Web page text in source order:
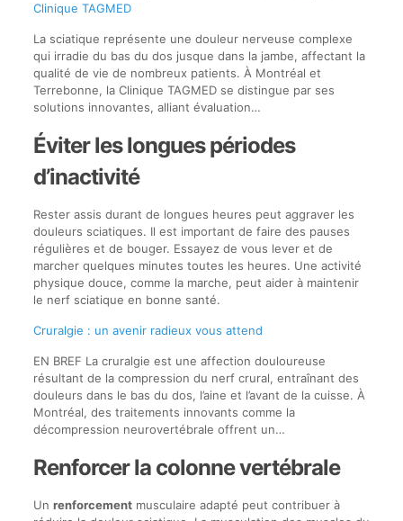
Clinique TAGMED
La sciatique représente une douleur nerveuse complexe
qui irradie du bas du dos jusque dans la jambe, affectant la
qualité de vie de nombreux patients. À Montréal et
Terrebonne, la Clinique TAGMED se distingue par ses
solutions innovantes, alliant évaluation…
Éviter les longues périodes
d’inactivité
Rester assis durant de longues heures peut aggraver les
douleurs sciatiques. Il est important de faire des pauses
régulières et de bouger. Essayez de vous lever et de
marcher quelques minutes toutes les heures. Une activité
physique douce, comme la marche, peut aider à maintenir
le nerf sciatique en bonne santé.
Cruralgie : un avenir radieux vous attend
EN BREF La cruralgie est une affection douloureuse
résultant de la compression du nerf crural, entraînant des
douleurs dans le bas du dos, l’aine et l’avant de la cuisse. À
Montréal, des traitements innovants comme la
décompression neurovertébrale offrent un…
Renforcer la colonne vertébrale
Un renforcementmusculaire adapté peut contribuer à